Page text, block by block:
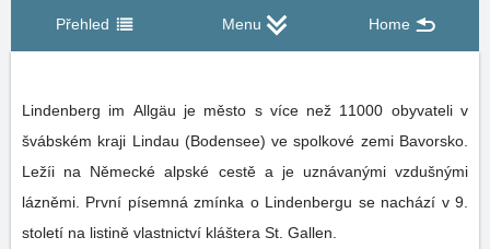
Přehled Menu Home
Lindenberg im Allgäu je město s více než 11000 obyvateli v
švábském kraji Lindau (Bodensee) ve spolkové zemi Bavorsko.
Ležíi na Německé alpské cestě a je uznávanými vzdušnými
lázněmi. První písemná zmínka o Lindenbergu se nachází v 9.
století na listině vlastnictví kláštera St. Gallen.